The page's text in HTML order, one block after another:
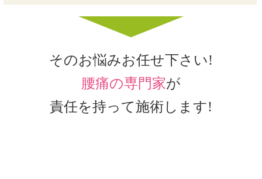
そのお悩みお任せ下さい!
腰痛の専門家が
責任を持って施術します!